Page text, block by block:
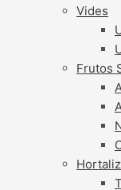
Vides
Frutos